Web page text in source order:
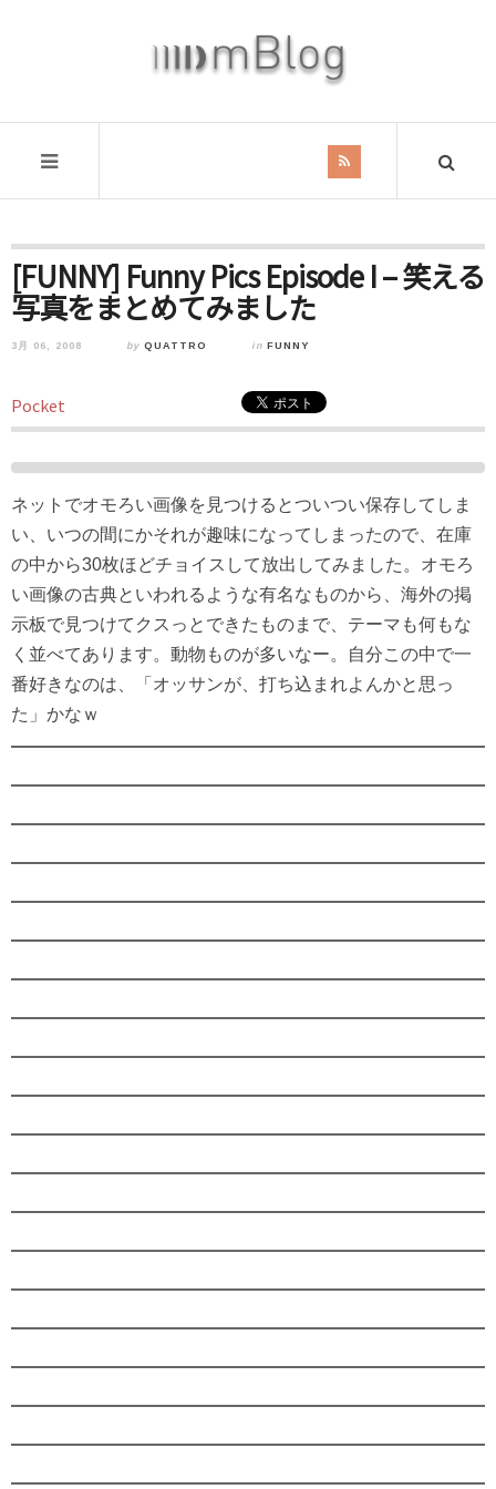
[FUNNY] Funny Pics Episode I – 笑える
写真をまとめてみました
3月 06, 2008 by QUATTRO in FUNNY
Pocket
ネットでオモろい画像を見つけるとついつい保存してしま
い、いつの間にかそれが趣味になってしまったので、在庫
の中から30枚ほどチョイスして放出してみました。オモろ
い画像の古典といわれるような有名なものから、海外の掲
示板で見つけてクスっとできたものまで、テーマも何もな
く並べてあります。動物ものが多いなー。自分この中で一
番好きなのは、「オッサンが、打ち込まれよんかと思っ
た」かなｗ